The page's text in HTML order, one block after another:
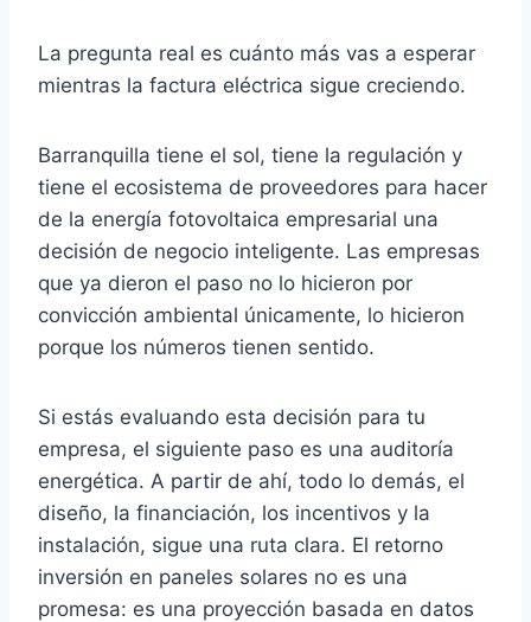
La pregunta real es cuánto más vas a esperar
mientras la factura eléctrica sigue creciendo.
Barranquilla tiene el sol, tiene la regulación y
tiene el ecosistema de proveedores para hacer
de la energía fotovoltaica empresarial una
decisión de negocio inteligente. Las empresas
que ya dieron el paso no lo hicieron por
convicción ambiental únicamente, lo hicieron
porque los números tienen sentido.
Si estás evaluando esta decisión para tu
empresa, el siguiente paso es una auditoría
energética. A partir de ahí, todo lo demás, el
diseño, la financiación, los incentivos y la
instalación, sigue una ruta clara. El retorno
inversión en paneles solares no es una
promesa: es una proyección basada en datos